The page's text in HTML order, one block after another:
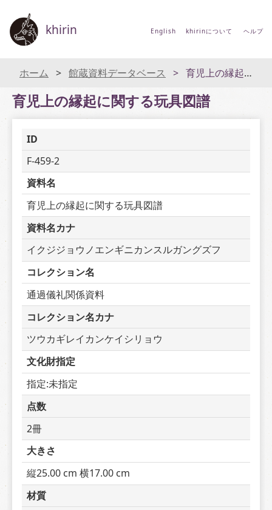
khirin English khirinについて ヘルプ
ホーム 館蔵資料データベース 育児上の縁起に関する玩具図譜
育児上の縁起に関する玩具図譜
ID
F-459-2
資料名
育児上の縁起に関する玩具図譜
資料名カナ
イクジジョウノエンギニカンスルガングズフ
コレクション名
通過儀礼関係資料
コレクション名カナ
ツウカギレイカンケイシリョウ
文化財指定
指定:未指定
点数
2冊
大きさ
縦25.00 cm 横17.00 cm
材質